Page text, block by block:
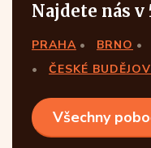
Najdete nás v
PRAHA BRNO
ČESKÉ
Všechny